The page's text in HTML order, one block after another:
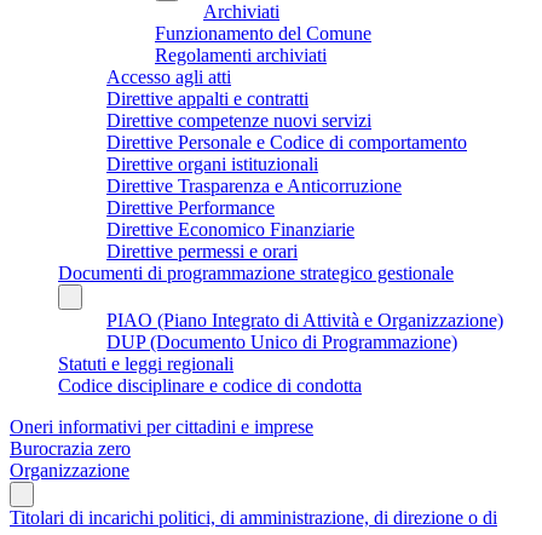
Archiviati
Funzionamento del Comune
Regolamenti archiviati
Accesso agli atti
Direttive appalti e contratti
Direttive competenze nuovi servizi
Direttive Personale e Codice di comportamento
Direttive organi istituzionali
Direttive Trasparenza e Anticorruzione
Direttive Performance
Direttive Economico Finanziarie
Direttive permessi e orari
Documenti di programmazione strategico gestionale
PIAO (Piano Integrato di Attività e Organizzazione)
DUP (Documento Unico di Programmazione)
Statuti e leggi regionali
Codice disciplinare e codice di condotta
Oneri informativi per cittadini e imprese
Burocrazia zero
Organizzazione
Titolari di incarichi politici, di amministrazione, di direzione o di